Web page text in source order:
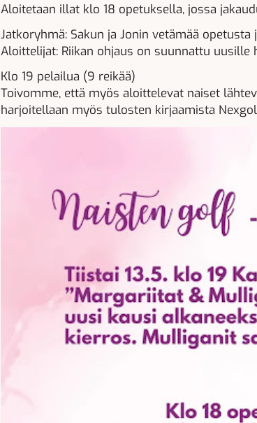
Aloitetaan illat klo 18 opetuksella, jossa
Jatkoryhmä: Sakun ja Jonin vetämää
Aloittelijat: Riikan ohjaus on suunnattu uusille
Klo 19 pelailua (9 reikää)
Toivomme, että myös aloittelevat naiset
harjoitellaan myös tulosten kirjaamista